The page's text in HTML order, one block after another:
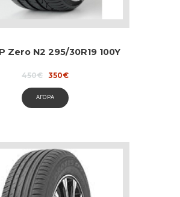
Zero N2 295/30R19 100Y
450€
Original
was:
450€.
350€Current
350€.
ΑΓΟΡΑ